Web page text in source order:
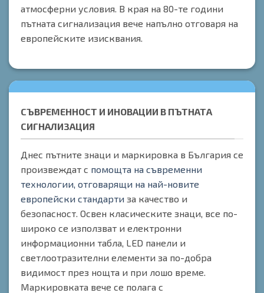
атмосферни условия. В края на 80-те години
пътната сигнализация вече напълно отговаря на
европейските изисквания.
СЪВРЕМЕННОСТ И ИНОВАЦИИ В ПЪТНАТА
СИГНАЛИЗАЦИЯ
Днес пътните знаци и маркировка в България се
произвеждат с помощта на съвременни
технологии, отговарящи на най-новите
европейски стандарти за качество и
безопасност. Освен класическите знаци, все по-
широко се използват и електронни
информационни табла, LED панели и
светлоотразителни елементи за по-добра
видимост през нощта и при лошо време.
Маркировката вече се полага с